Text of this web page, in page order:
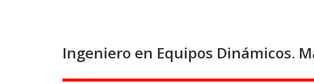
Ingeniero en Equipos Dinámicos.